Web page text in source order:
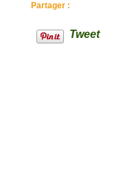
Partager :
Tweet